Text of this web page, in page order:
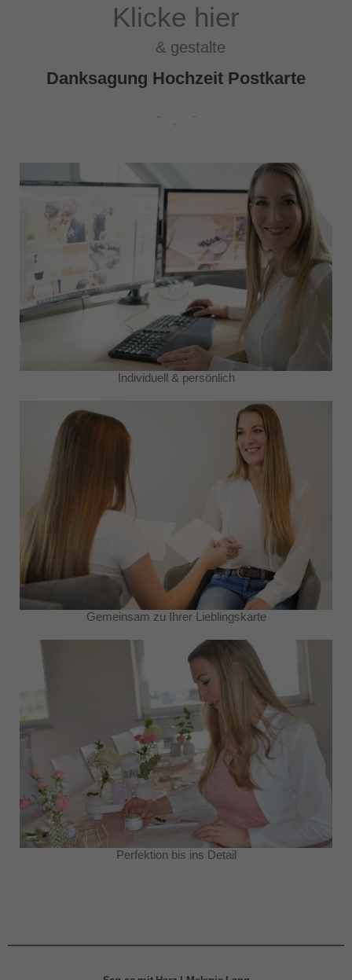
Klicke hier
& gestalte
Danksagung Hochzeit Postkarte
Individuell & persönlich
Gemeinsam zu Ihrer Lieblingskarte
Perfektion bis ins Detail